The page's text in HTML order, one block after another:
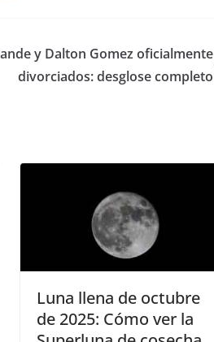
y Dalton Gomez oficialmente
divorciados: desglose completo
Luna llena de octubre
de 2025: Cómo ver la